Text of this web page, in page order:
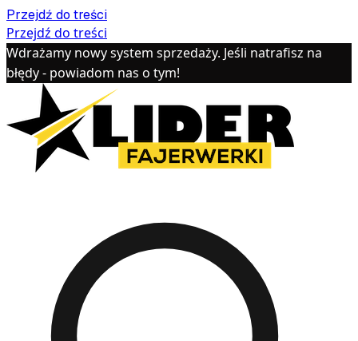
Przejdź do treści
Przejdź do treści
Wdrażamy nowy system sprzedaży. Jeśli natrafisz na
błędy - powiadom nas o tym!